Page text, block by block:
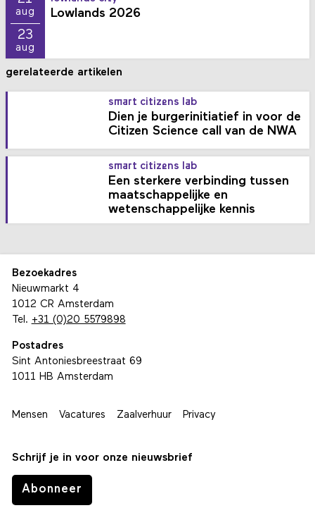
aug
23
aug
Lowlands 2026
gerelateerde artikelen
smart citizens lab
Dien je burgerinitiatief in voor de
Citizen Science call van de NWA
smart citizens lab
Een sterkere verbinding tussen
maatschappelijke en
wetenschappelijke kennis
Bezoekadres
Nieuwmarkt 4
1012 CR Amsterdam
Tel. +31 (0)20 5579898
Postadres
Sint Antoniesbreestraat 69
1011 HB Amsterdam
Mensen Vacatures Zaalverhuur Privacy
Schrijf je in voor onze nieuwsbrief
Abonneer